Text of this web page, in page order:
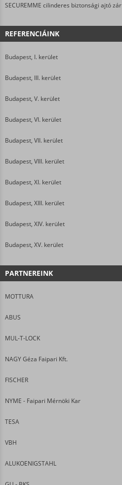
SECUREMME cilinderes biztonsági ajtó zár
REFERENCIÁINK
Budapest, I. kerület
Budapest, III. kerület
Budapest, V. kerület
Budapest, VI. kerület
Budapest, VII. kerület
Budapest, VIII. kerület
Budapest, XI. kerület
Budapest, XIII. kerület
Budapest, XIV. kerület
Budapest, XV. kerület
PARTNEREINK
MOTTURA
ABUS
MUL-T-LOCK
NAGY Géza Faipari Kft.
FISCHER
NYME - Faipari Mérnöki Kar
TESA
VBH
ALUKOENIGSTAHL